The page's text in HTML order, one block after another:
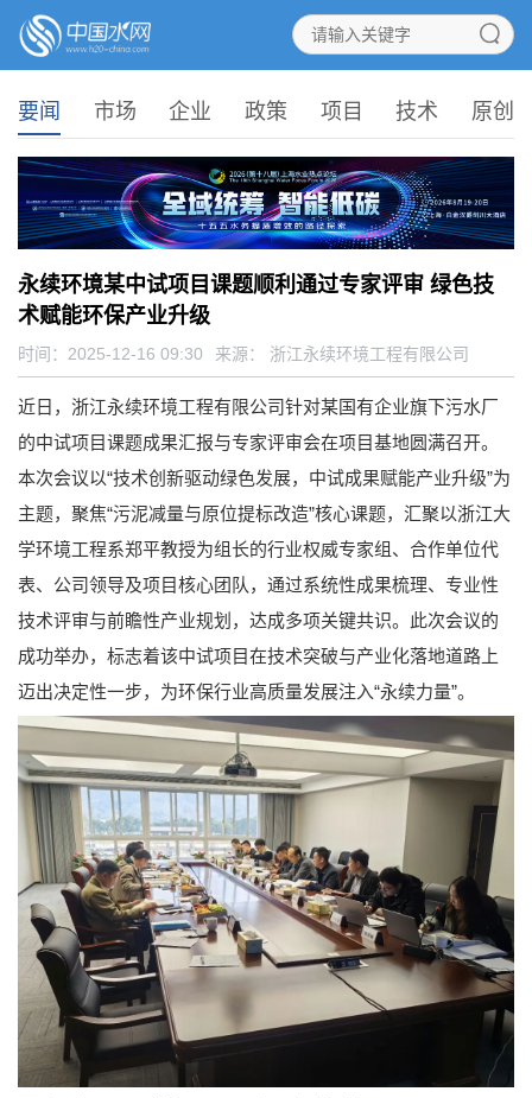
要闻 市场 企业 政策 项目 技术 原创
永续环境某中试项目课题顺利通过专家评审 绿色技
术赋能环保产业升级
时间：2025-12-16 09:30 来源： 浙江永续环境工程有限公司
近日，浙江永续环境工程有限公司针对某国有企业旗下污水厂
的中试项目课题成果汇报与专家评审会在项目基地圆满召开。
本次会议以“技术创新驱动绿色发展，中试成果赋能产业升级”为
主题，聚焦“污泥减量与原位提标改造”核心课题，汇聚以浙江大
学环境工程系郑平教授为组长的行业权威专家组、合作单位代
表、公司领导及项目核心团队，通过系统性成果梳理、专业性
技术评审与前瞻性产业规划，达成多项关键共识。此次会议的
成功举办，标志着该中试项目在技术突破与产业化落地道路上
迈出决定性一步，为环保行业高质量发展注入“永续力量”。